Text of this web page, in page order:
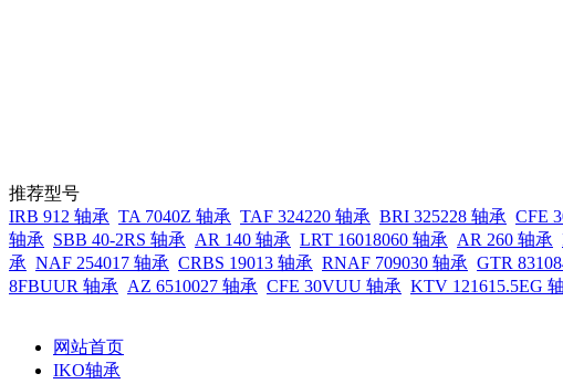
推荐型号
IRB 912 轴承 TA 7040Z 轴承 TAF 324220 轴承 BRI 325228 轴承 CFE
轴承 SBB 40-2RS 轴承 AR 140 轴承 LRT 16018060 轴承 AR 260 轴承
承 NAF 254017 轴承 CRBS 19013 轴承 RNAF 709030 轴承 GTR
8FBUUR 轴承 AZ 6510027 轴承 CFE 30VUU 轴承 KTV 121615.5EG
网站首页
IKO轴承